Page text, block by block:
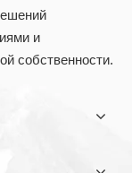
и
собственности.